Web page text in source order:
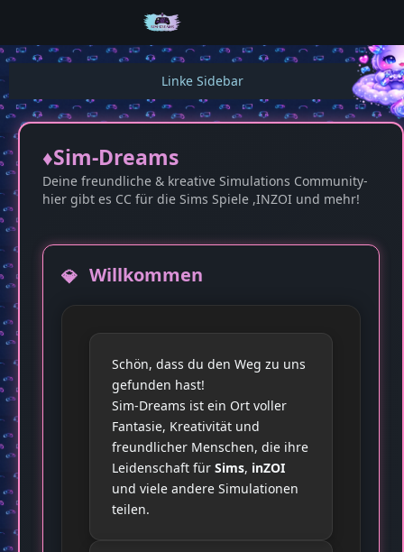
♦️Sim-Dreams
Deine freundliche & kreative Simulations Community-
hier gibt es CC für die Sims Spiele ,INZOI und mehr!
Willkommen
Schön, dass du den Weg zu uns
gefunden hast!
Sim‑Dreams ist ein Ort voller
Fantasie, Kreativität und
freundlicher Menschen, die ihre
Leidenschaft für Sims, inZOI
und viele andere Simulationen
teilen.